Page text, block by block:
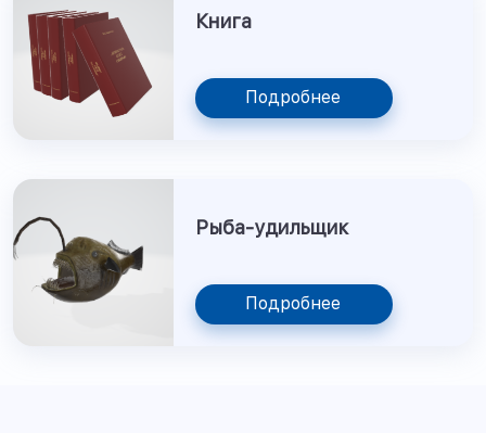
Книга
Подробнее
Рыба-удильщик
Подробнее